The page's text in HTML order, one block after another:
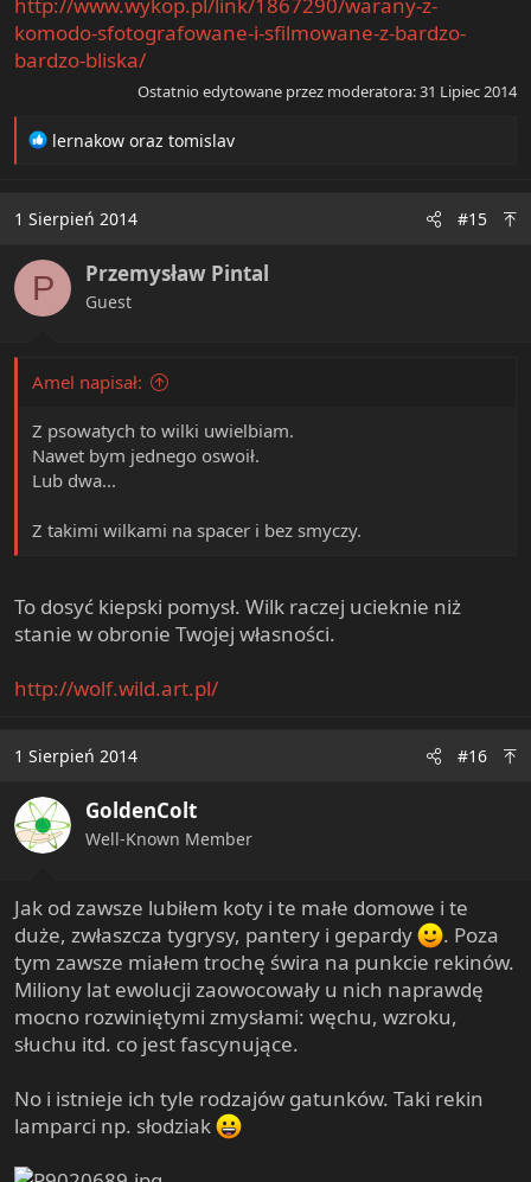
komodo-sfotografowane-i-sfilmowane-z-bardzo-
bardzo-bliska/
Ostatnio edytowane przez moderatora:31 Lipiec 2014
R
t
o
s
lernakow oraz tomislav
1 Sierpień 2014 #15
P Przemysław Pintal
Guest
Amel napisał:
Z psowatych to wilki uwielbiam.
Nawet bym jednego oswoił.
Lub dwa...
Z takimi wilkami na spacer i bez smyczy.
To dosyć kiepski pomysł. Wilk raczej ucieknie niż
stanie w obronie Twojej własności.
http://wolf.wild.art.pl/
1 Sierpień 2014 #16
GoldenColt
Well-Known Member
Jak od zawsze lubiłem koty i te małe domowe i te
duże, zwłaszcza tygrysy, pantery i gepardy
. Poza
tym zawsze miałem trochę świra na punkcie rekinów.
Miliony lat ewolucji zaowocowały u nich naprawdę
mocno rozwiniętymi zmysłami: węchu, wzroku,
słuchu itd. co jest fascynujące.
No i istnieje ich tyle rodzajów gatunków. Taki rekin
lamparci np. słodziak